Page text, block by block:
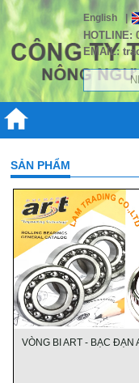
English
HOTLINE:
EMAIL:
SẢN PHẨM
VÒNG BI ART - BẠC ĐẠN